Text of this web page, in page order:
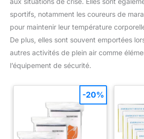
sportifs, notamment les coureurs de
pour maintenir leur température
De plus, elles sont souvent emportées
autres activités de plein air comme
l’équipement de sécurité.
-20%